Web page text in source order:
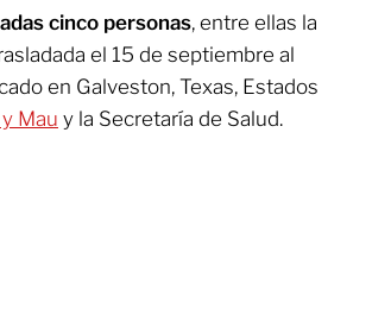
cinco personas, entre ellas la
el 15 de septiembre al
en Galveston, Texas, Estados
Mau y la Secretaría de Salud.